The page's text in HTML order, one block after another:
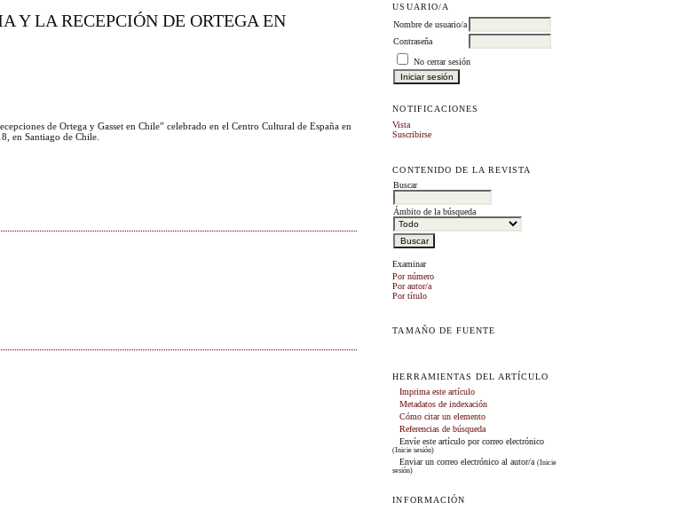
USUARIO/A
Nombre de usuario/a
Contraseña
No cerrar sesión
NOTIFICACIONES
Vista
Suscribirse
CONTENIDO DE LA REVISTA
Buscar
Ámbito de la búsqueda
Examinar
Por número
Por autor/a
Por título
TAMAÑO DE FUENTE
HERRAMIENTAS DEL ARTÍCULO
Imprima este artículo
Metadatos de indexación
Cómo citar un elemento
Referencias de búsqueda
Envíe este artículo por correo electrónico
(Inicie sesión)
Enviar un correo electrónico al autor/a(Inicie
sesión)
INFORMACIÓN
Y LA RECEPCIÓN DE ORTEGA EN
de Ortega y Gasset en Chile” celebrado en el Centro Cultural de España en
en Santiago de Chile.